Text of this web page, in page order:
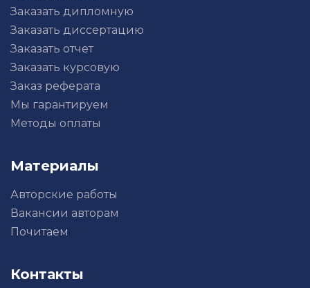
Заказать дипломную
Заказать диссертацию
Заказать отчет
Заказать курсовую
Заказ реферата
Мы гарантируем
Методы оплаты
Материалы
Авторские работы
Вакансии авторам
Почитаем
Контакты